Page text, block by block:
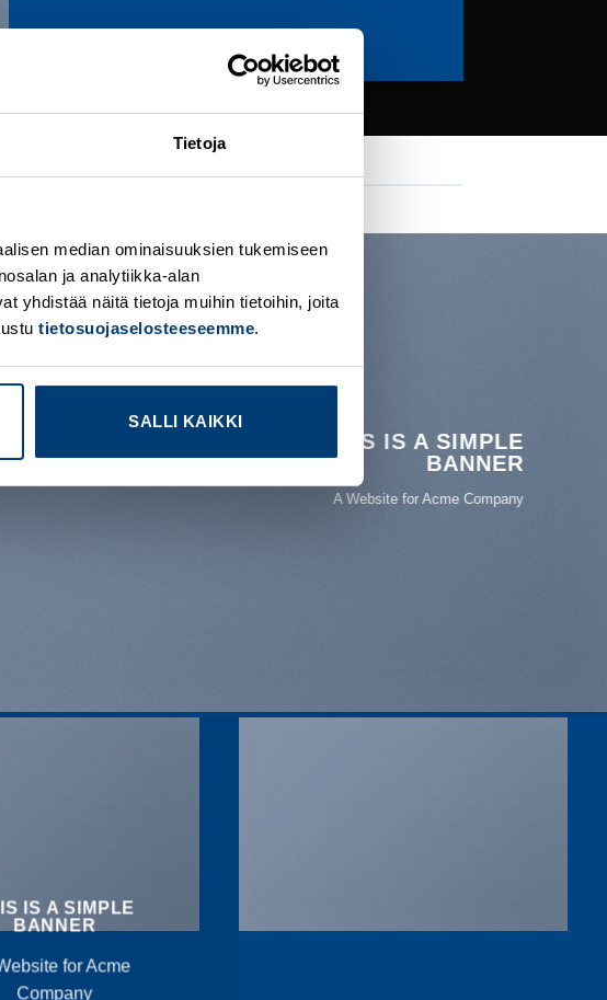
Tietoja
median ominaisuuksien tukemiseen
ja analytiikka-alan
yhdistää näitä tietoja muihin tietoihin, joita
tietosuojaselosteeseemme.
SALLI KAIKKI
GRIDS
THIS IS A SIMPLE
BANNER
A Website for Acme Company
IS A SIMPLE
BANNER
for Acme
Company